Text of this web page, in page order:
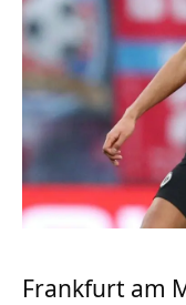
Frankfurt am